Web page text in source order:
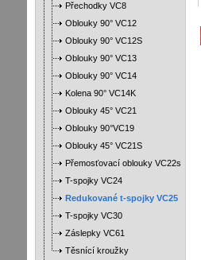
Přechodky VC8
Oblouky 90° VC12
Oblouky 90° VC12S
Oblouky 90° VC13
Oblouky 90° VC14
Kolena 90° VC14K
Oblouky 45° VC21
Oblouky 90°VC19
Oblouky 45° VC21S
Přemosťovací oblouky VC22s
T-spojky VC24
Redukované t-spojky VC25
T-spojky VC30
Záslepky VC61
Těsnící kroužky